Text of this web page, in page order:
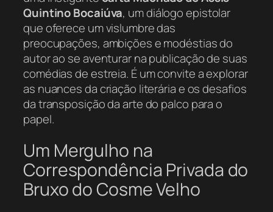
Quintino Bocaiúva, um diálogo epistolar
que oferece um vislumbre das
preocupações, ambições e modéstias do
autor ao se aventurar na publicação de suas
comédias de estreia. É um convite a explorar
as nuances da criação literária e os desafios
da transposição da arte do palco para o
papel.
Um Mergulho na
Correspondência Privada do
Bruxo do Cosme Velho